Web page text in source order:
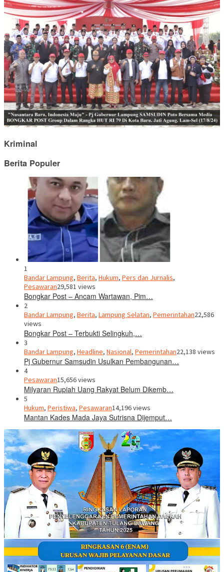
Kriminal
Berita Populer
1
Bandar Lampung, Berita, Hukum, Pers dan Jurnalis,
Pesawaran29,581 views
Bongkar Post – Ancam Wartawan, Pim…
2
Bandar Lampung, Berita, Lampung Selatan, Pemerintahan22,586
views
Bongkar Post – Terbukti Selingkuh,…
3
Bandar Lampung, Headline, Nasional, Pemerintahan22,138 views
Pj Gubernur Samsudin Usulkan Pembangunan…
4
Pesawaran15,656 views
Milyaran Rupiah Uang Rakyat Belum Dikemb…
5
Hukum, Peristiwa, Pesawaran14,196 views
Mantan Kades Mada Jaya Sutrisna Dijemput…